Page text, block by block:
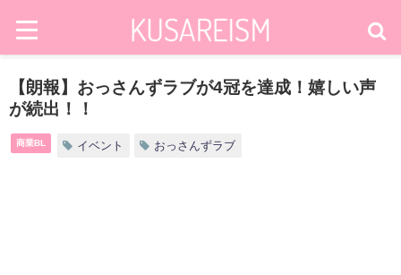
【朗報】おっさんずラブが4冠を達成！嬉しい声
が続出！！
商業BL イベント おっさんずラブ